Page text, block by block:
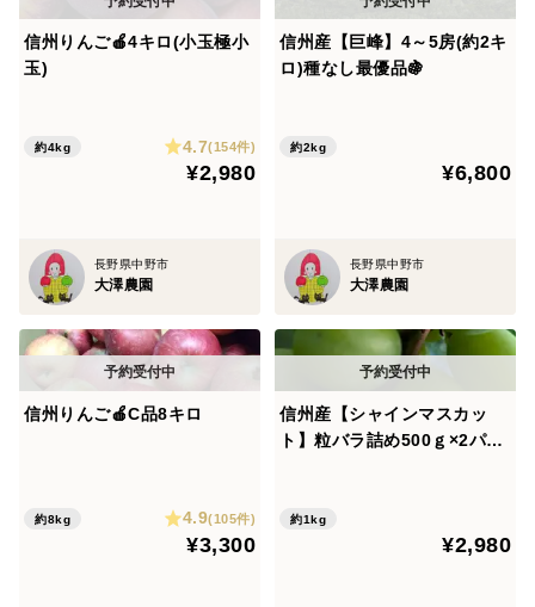
信州りんご🍎4キロ(小玉極小
玉)
約4kg 4.7(154件)
¥2,980
長野県中野市
大澤農園
信州産【巨峰】4～5房(約2キ
ロ)種なし最優品🍇
約2kg
¥6,800
長野県中野市
大澤農園
信州りんご🍎C品8キロ
約8kg 4.9(105件)
¥3,300
信州産【シャインマスカッ
ト】粒バラ詰め500ｇ×2パッ
約1kg
¥2,980